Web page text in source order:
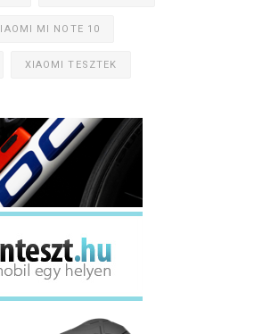
MI NOTE 10
XIAOMI TESZTEK